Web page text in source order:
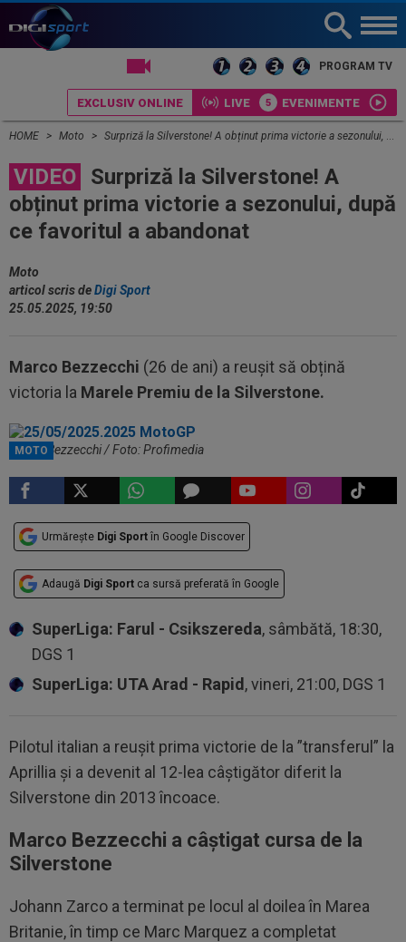
PROGRAM TV
EXCLUSIV ONLINE LIVE EVENIMENTE
HOME Moto Surpriză la Silverstone! A obținut prima victorie a sezonului, după ce favoritul a abandonat
VIDEO
Surpriză la Silverstone! A
obținut prima victorie a sezonului, după
ce favoritul a abandonat
Moto
articol scris deDigi Sport
25.05.2025, 19:50
Marco Bezzecchi (26 de ani) a reușit să obțină
victoria la Marele Premiu de la Silverstone.
MOTO
Marco Bezzecchi / Foto: Profimedia
Urmărește Digi Sport în Google Discover
Adaugă Digi Sport ca sursă preferată în Google
SuperLiga: Farul - Csikszereda, sâmbătă, 18:30,
DGS 1
SuperLiga: UTA Arad - Rapid , vineri, 21:00, DGS 1
Pilotul italian a reușit prima victorie de la ”transferul” la
Aprillia și a devenit al 12-lea câștigător diferit la
Silverstone din 2013 încoace.
Marco Bezzecchi a câștigat cursa de la
Silverstone
Johann Zarco a terminat pe locul al doilea în Marea
Britanie, în timp ce Marc Marquez a completat